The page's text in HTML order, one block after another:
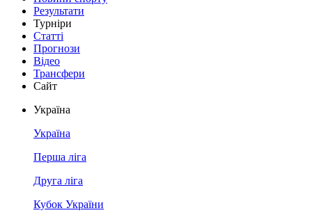
Результати
Турніри
Статті
Прогнози
Відео
Трансфери
Сайт
Україна
Україна
Перша ліга
Друга ліга
Кубок України